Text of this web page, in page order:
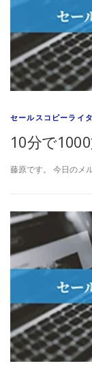
セールスコピーライ
10分で
藤原です。 今日のメ